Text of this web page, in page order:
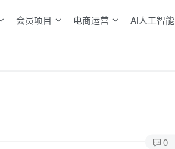
会员项目 电商运营 AI人工智能
0